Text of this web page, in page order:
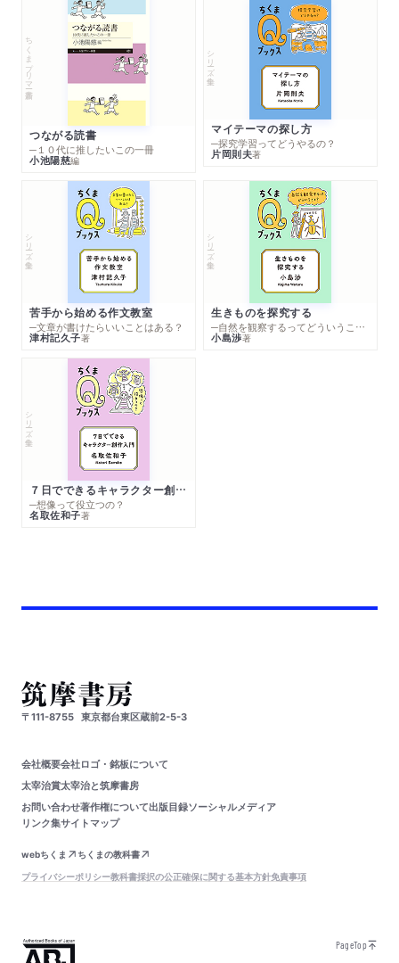
ちくまプリマー新書
つながる読書
─１０代に推したいこの一冊
小池陽慈編
シリーズ・全集
マイテーマの探し方
─探究学習ってどうやるの？
片岡則夫著
シリーズ・全集
苦手から始める作文教室
─文章が書けたらいいことはある？
津村記久子著
シリーズ・全集
生きものを探究する
─自然を観察するってどういうこと？
小島渉著
シリーズ・全集
７日でできるキャラクター創作入門
─想像って役立つの？
名取佐和子著
〒111-8755 東京都台東区蔵前2-5-3
会社概要会社ロゴ・銘板について
太宰治賞太宰治と筑摩書房
お問い合わせ著作権について出版目録ソーシャルメディア
リンク集サイトマップ
webちくま
ちくまの教科書
プライバシーポリシー教科書採択の公正確保に関する基本方針免責事項
PageTop